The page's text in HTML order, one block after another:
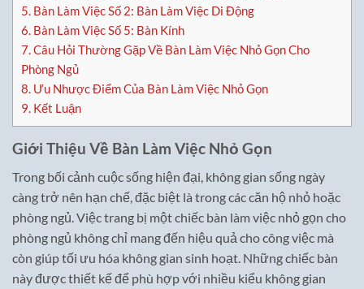
5. Bàn Làm Việc Số 2: Bàn Làm Việc Di Động
6. Bàn Làm Việc Số 5: Bàn Kính
7.Câu Hỏi Thường Gặp Về Bàn Làm Việc Nhỏ Gọn Cho
Phòng Ngủ
8. Ưu Nhược Điểm Của Bàn Làm Việc Nhỏ Gọn
9. Kết Luận
Giới Thiệu Về Bàn Làm Việc Nhỏ Gọn
Trong bối cảnh cuộc sống hiện đại, không gian sống ngày
càng trở nên hạn chế, đặc biệt là trong các căn hộ nhỏ hoặc
phòng ngủ. Việc trang bị một chiếc bàn làm việc nhỏ gọn cho
phòng ngủ không chỉ mang đến hiệu quả cho công việc mà
còn giúp tối ưu hóa không gian sinh hoạt. Những chiếc bàn
này được thiết kế để phù hợp với nhiều kiểu không gian